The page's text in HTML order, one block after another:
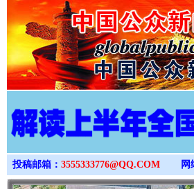
投稿邮箱： 3555333776@QQ.COM 网